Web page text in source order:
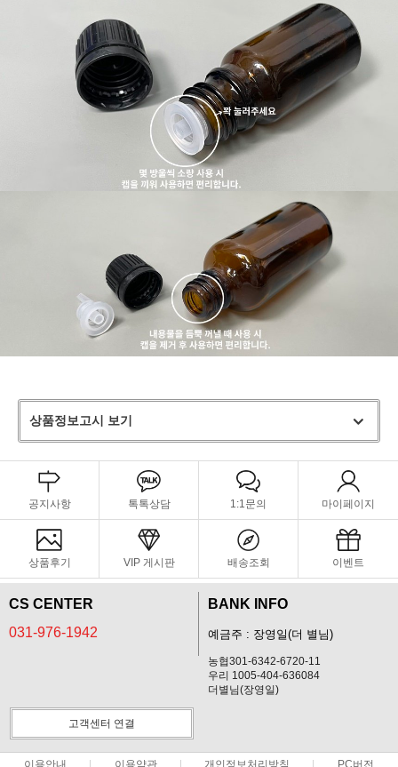
상품정보고시 보기
공지사항 톡톡상담 1:1문의 마이페이지
상품후기 VIP 게시판 배송조회 이벤트
CS CENTER
031-976-1942
BANK INFO
예금주 : 장영일(더 별님)
농협301-6342-6720-11
우리 1005-404-636084
더별님(장영일)
고객센터 연결
이용안내 이용약관 개인정보처리방침 PC버전